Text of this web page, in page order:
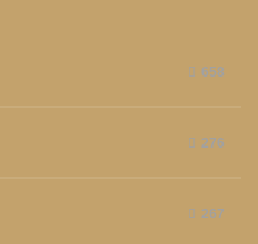
658
276
267